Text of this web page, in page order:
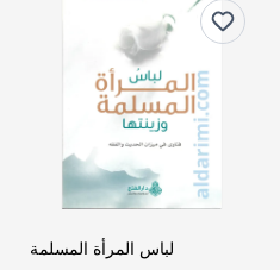
لباس المرأة المسلمة